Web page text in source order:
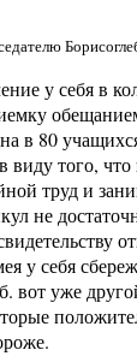
у себя в
обещанием
в 80
виду того,
труд и
не
у себя
вот уже